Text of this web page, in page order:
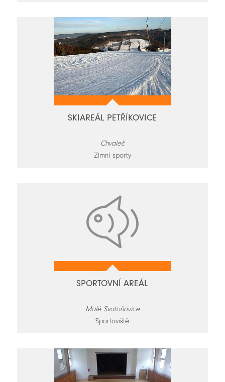
SKIAREÁL PETŘÍKOVICE
Chvaleč
Zimní sporty
SPORTOVNÍ AREÁL
Malé Svatoňovice
Sportoviště